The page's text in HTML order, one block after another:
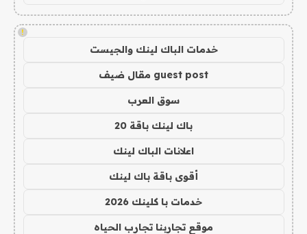
!
خدمات الباك لينك والجيست
guest post مقال ضيف
سوق العرب
باك لينك باقة 20
اعلانات الباك لينك
أقوى باقة باك لينك
خدمات با كلينك 2026
موقع تجاربنا تجارب الحياه